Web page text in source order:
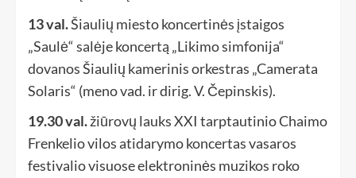
13 val.Šiaulių miesto koncertinės įstaigos
„Saulė“ salėje koncertą „Likimo simfonija“
dovanos Šiaulių kamerinis orkestras „Camerata
Solaris“ (meno vad. ir dirig. V. Čepinskis).
19.30 val.žiūrovų lauks XXI tarptautinio Chaimo
Frenkelio vilos atidarymo koncertas vasaros
festivalio visuose elektroninės muzikos roko